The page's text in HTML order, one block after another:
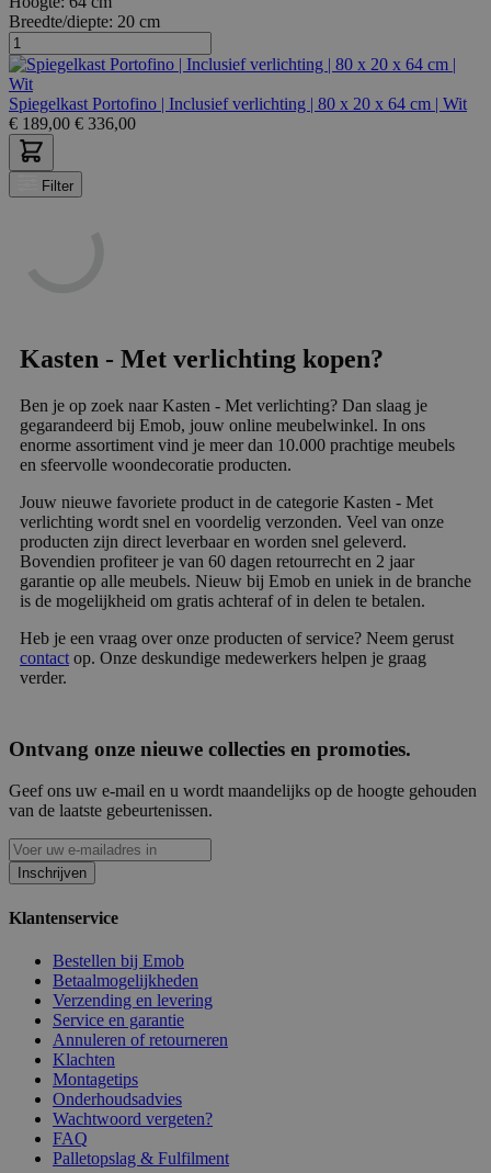
Breedte/diepte: 20 cm
Spiegelkast Portofino | Inclusief verlichting | 80 x 20 x 64 cm | Wit
€ 189,00 € 336,00
Filter
Kasten - Met verlichting kopen?
Ben je op zoek naar Kasten - Met verlichting? Dan slaag je
gegarandeerd bij Emob, jouw online meubelwinkel. In ons
enorme assortiment vind je meer dan 10.000 prachtige meubels
en sfeervolle woondecoratie producten.
Jouw nieuwe favoriete product in de categorie Kasten - Met
verlichting wordt snel en voordelig verzonden. Veel van onze
producten zijn direct leverbaar en worden snel geleverd.
Bovendien profiteer je van 60 dagen retourrecht en 2 jaar
garantie op alle meubels. Nieuw bij Emob en uniek in de branche
is de mogelijkheid om gratis achteraf of in delen te betalen.
Heb je een vraag over onze producten of service? Neem gerust
contact op. Onze deskundige medewerkers helpen je graag
verder.
Ontvang onze nieuwe collecties en promoties.
Geef ons uw e-mail en u wordt maandelijks op de hoogte gehouden
van de laatste gebeurtenissen.
Inschrijven
Klantenservice
Bestellen bij Emob
Betaalmogelijkheden
Verzending en levering
Service en garantie
Annuleren of retourneren
Klachten
Montagetips
Onderhoudsadvies
Wachtwoord vergeten?
FAQ
Palletopslag & Fulfilment